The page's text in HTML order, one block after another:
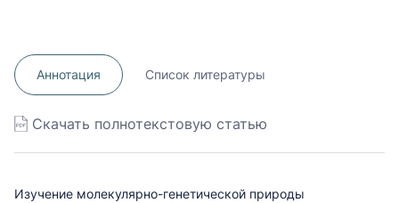
Аннотация Список литературы
Скачать полнотекстовую статью
Изучение молекулярно-генетической природы